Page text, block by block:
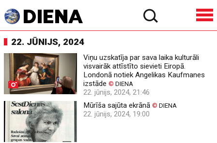
22. JŪNIJS, 2024
Viņu uzskatīja par sava laika kulturāli
visvairāk attīstīto sievieti Eiropā.
Londonā notiek Angelikas Kaufmanes
izstāde© DIENA
22. jūnijs, 2024, 21:46
Mūrīša sajūta ekrānā© DIENA
22. jūnijs, 2024, 19:00